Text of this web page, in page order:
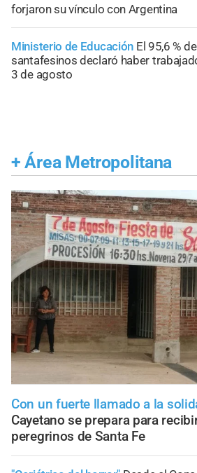
forjaron su vínculo con Argentina
Ministerio de Educación El 95,6 %
santafesinos declaró haber
3 de agosto
+ Área Metropolitana
Con un fuerte llamado a la
Cayetano se prepara para
peregrinos de Santa Fe